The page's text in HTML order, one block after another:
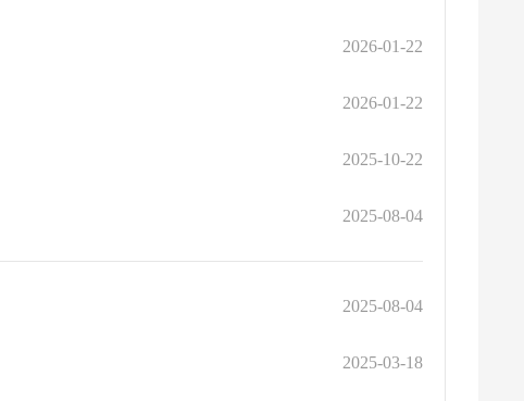
2026-01-22
2026-01-22
2025-10-22
2025-08-04
2025-08-04
2025-03-18